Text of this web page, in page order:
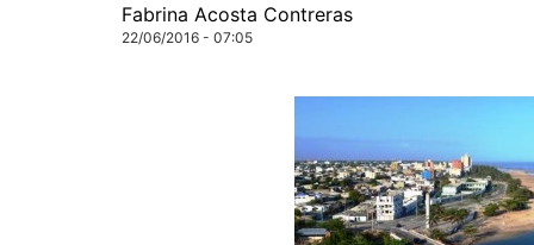
Fabrina Acosta Contreras
22/06/2016 - 07:05